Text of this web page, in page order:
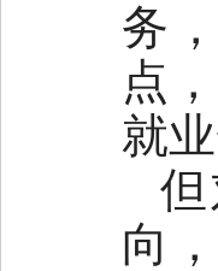
务
点
就
向